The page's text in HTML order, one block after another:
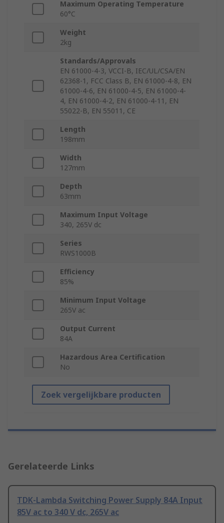
Maximum Operating Temperature
60°C
Weight
2kg
Standards/Approvals
EN 61000-4-3, VCCI-B, IEC/UL/CSA/EN
62368-1, FCC Class B, EN 61000-4-8, EN
61000-4-6, EN 61000-4-5, EN 61000-4-
4, EN 61000-4-2, EN 61000-4-11, EN
55022-B, EN 55011, CE
Length
198mm
Width
127mm
Depth
63mm
Maximum Input Voltage
340, 265V dc
Series
RWS1000B
Efficiency
85%
Minimum Input Voltage
265V ac
Output Current
84A
Hazardous Area Certification
No
Zoek vergelijkbare producten
Gerelateerde Links
TDK-Lambda Switching Power Supply 84A Input
85V ac to 340 V dc, 265V ac